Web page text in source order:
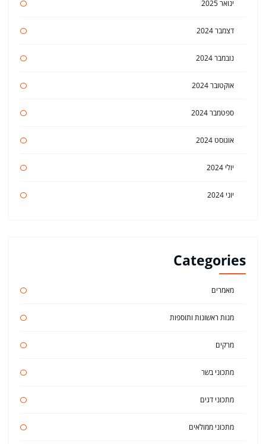
ינואר 2025
דצמבר 2024
נובמבר 2024
אוקטובר 2024
ספטמבר 2024
אוגוסט 2024
יולי 2024
יוני 2024
Categories
מאמרים
מנות ראשונות ותוספות
מרקים
מתכוני בשר
מתכוני דגים
מתכוני ממולאים